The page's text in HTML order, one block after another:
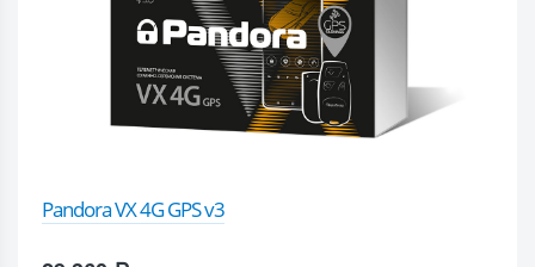
Pandora VX 4G GPS v3